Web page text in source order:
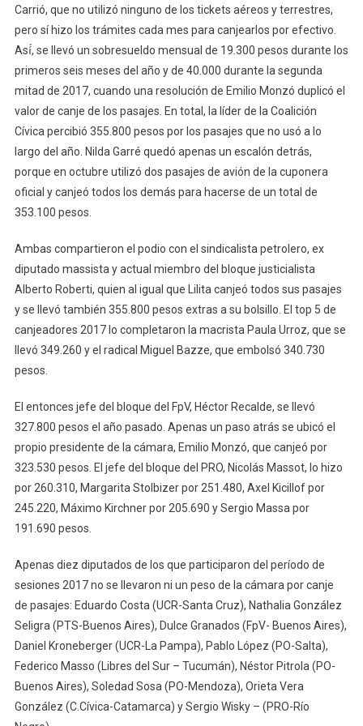
Carrió, que no utilizó ninguno de los tickets aéreos y terrestres,
pero sí hizo los trámites cada mes para canjearlos por efectivo.
Así́, se llevó un sobresueldo mensual de 19.300 pesos durante los
primeros seis meses del año y de 40.000 durante la segunda
mitad de 2017, cuando una resolución de Emilio Monzó duplicó el
valor de canje de los pasajes. En total, la líder de la Coalición
Cívica percibió 355.800 pesos por los pasajes que no usó a lo
largo del año. Nilda Garré quedó apenas un escalón detrás,
porque en octubre utilizó dos pasajes de avión de la cuponera
oficial y canjeó todos los demás para hacerse de un total de
353.100 pesos.
Ambas compartieron el podio con el sindicalista petrolero, ex
diputado massista y actual miembro del bloque justicialista
Alberto Roberti, quien al igual que Lilita canjeó todos sus pasajes
y se llevó también 355.800 pesos extras a su bolsillo. El top 5 de
canjeadores 2017 lo completaron la macrista Paula Urroz, que se
llevó 349.260 y el radical Miguel Bazze, que embolsó 340.730
pesos.
El entonces jefe del bloque del FpV, Héctor Recalde, se llevó
327.800 pesos el año pasado. Apenas un paso atrás se ubicó el
propio presidente de la cámara, Emilio Monzó, que canjeó por
323.530 pesos. El jefe del bloque del PRO, Nicolás Massot, lo hizo
por 260.310, Margarita Stolbizer por 251.480, Axel Kicillof por
245.220, Máximo Kirchner por 205.690 y Sergio Massa por
191.690 pesos.
Apenas diez diputados de los que participaron del período de
sesiones 2017 no se llevaron ni un peso de la cámara por canje
de pasajes: Eduardo Costa (UCR-Santa Cruz), Nathalia González
Seligra (PTS-Buenos Aires), Dulce Granados (FpV- Buenos Aires),
Daniel Kroneberger (UCR-La Pampa), Pablo López (PO-Salta),
Federico Masso (Libres del Sur – Tucumán), Néstor Pitrola (PO-
Buenos Aires), Soledad Sosa (PO-Mendoza), Orieta Vera
González (C.Cívica-Catamarca) y Sergio Wisky – (PRO-Río